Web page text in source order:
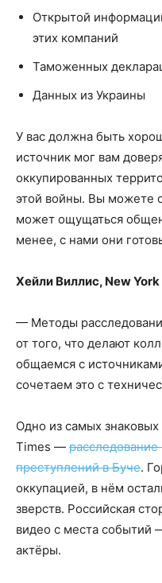
Открытой
этих компаний
Таможенных
Данных из Украины
У вас должна быть
источник мог вам
оккупированных
этой войны. Вы можете
может ощущаться
менее, с нами они
Хейли Виллис, New
— Методы
от того, что делают
общаемся с
сочетаем это с
Одно из самых
Times —
преступлений в Буче.
оккупацией, в нём
зверств. Российская
видео с места
актёры.